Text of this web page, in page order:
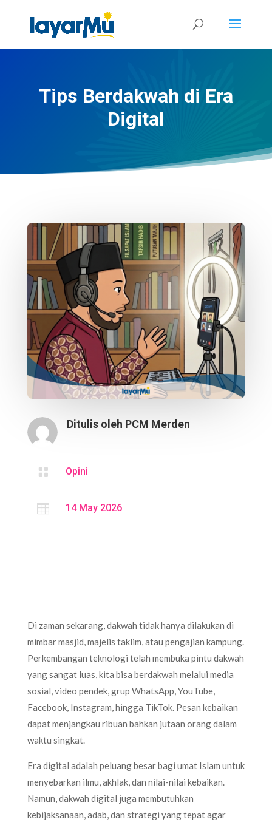
Tips Berdakwah di Era
Digital
Ditulis oleh PCM Merden
 Opini
 14 May 2026
Di zaman sekarang, dakwah tidak hanya dilakukan di
mimbar masjid, majelis taklim, atau pengajian kampung.
Perkembangan teknologi telah membuka pintu dakwah
yang sangat luas, kita bisa berdakwah melalui media
sosial, video pendek, grup WhatsApp, YouTube,
Facebook, Instagram, hingga TikTok. Pesan kebaikan
dapat menjangkau ribuan bahkan jutaan orang dalam
waktu singkat.
Era digital adalah peluang besar bagi umat Islam untuk
menyebarkan ilmu, akhlak, dan nilai-nilai kebaikan.
Namun, dakwah digital juga membutuhkan
kebijaksanaan, adab, dan strategi yang tepat agar